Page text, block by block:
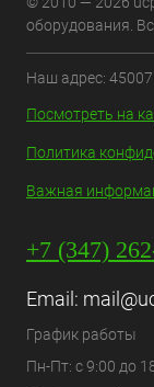
оборудования.
Наш адрес:
Посмотреть на
Политика
Важная
+7 (347)
Email:
График работы
Пн-Пт: с 9:00 до